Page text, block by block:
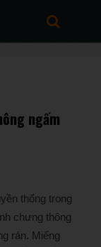
ngấm
thống trong
chưng thông
rán. Miếng